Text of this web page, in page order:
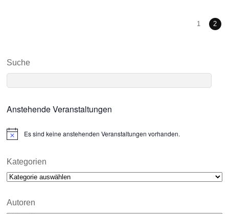
1 2
Suche
Anstehende Veranstaltungen
N
i
e
Es sind keine anstehenden Veranstaltungen vorhanden.
Kategorien
Kategorien
Autoren